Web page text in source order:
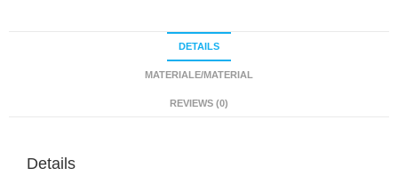
DETAILS
MATERIALE/MATERIAL
REVIEWS (0)
Details